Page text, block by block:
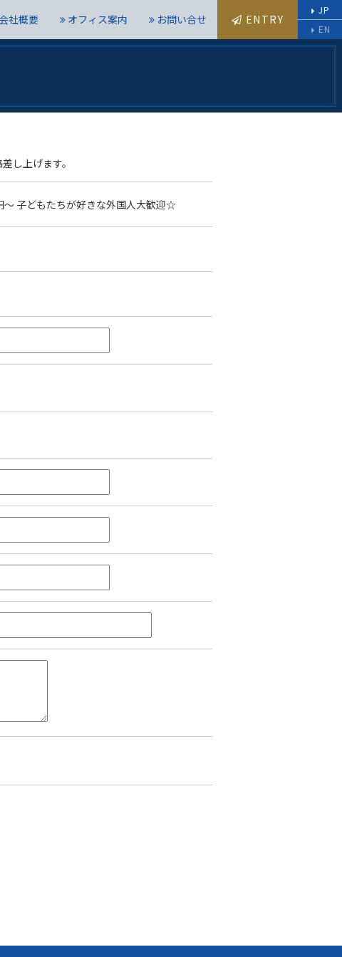
会社概要 オフィス案内 お問い合せ ENTRY
JP
EN
し上げます。
～ 子どもたちが好きな外国人大歓迎☆